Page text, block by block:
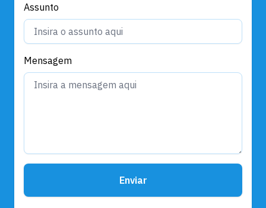
Assunto
Mensagem
Enviar